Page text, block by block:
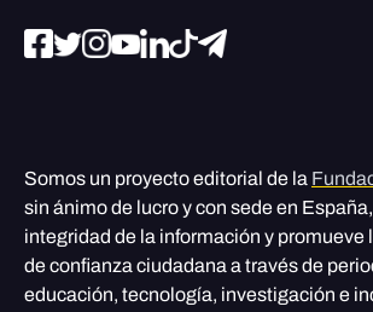
Somos un proyecto editorial de la
sin ánimo de lucro y con sede en
integridad de la información y promueve
de confianza ciudadana a través de
educación, tecnología, investigación e